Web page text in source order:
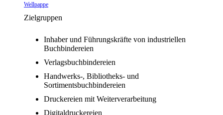
Wellpappe
Zielgruppen
Inhaber und Führungskräfte von industriellen
Buchbindereien
Verlagsbuchbindereien
Handwerks-, Bibliotheks- und
Sortimentsbuchbindereien
Druckereien mit Weiterverarbeitung
Digitaldruckereien